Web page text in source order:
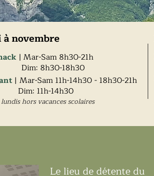
à novembre
| Mar-Sam 8h30-21h
Dim: 8h30-18h30
| Mar-Sam 11h-14h30 - 18h30-21h
Dim: 11h-14h30
hors vacances scolaires
Le lieu de détente du